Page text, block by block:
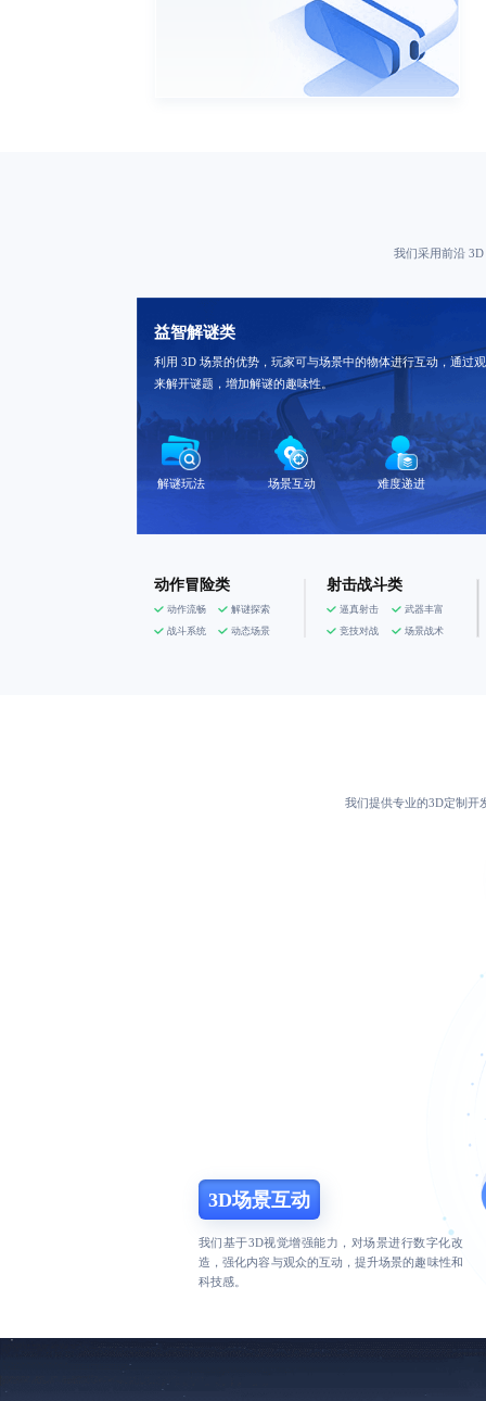
我们采用前沿
益智解谜类
利用 3D 场景的优势，玩家可与场景中的物体进行互动，通过
来解开谜题，增加解谜的趣味性。
解谜玩法 场景互动 难度递进
动作冒险类
动作流畅
解谜探索
战斗系统
动态场景
射击战斗类
逼真射击
武器丰富
竞技对战
场景战术
我们提供专业的3D定制开
3D场景互动
我们基于3D视觉增强能力，对场景进行数字化改
造，强化内容与观众的互动，提升场景的趣味性和
科技感。